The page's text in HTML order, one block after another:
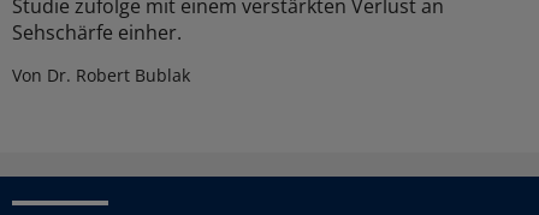
Studie zufolge mit einem verstärkten Verlust an
Sehschärfe einher.
Von Dr. Robert Bublak